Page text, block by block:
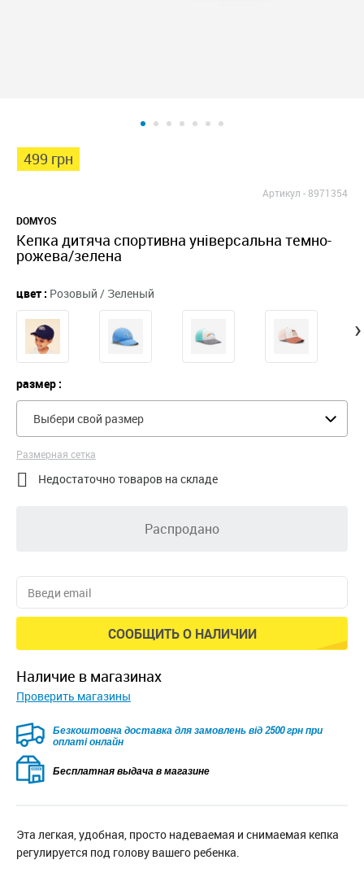
499 грн
Артикул -8971354
DOMYOS
Кепка дитяча спортивна універсальна темно-
рожева/зелена
цвет : Розовый / Зеленый
›
размер :
Выбери свой размер
Размерная сетка
 Недостаточно товаров на складе
Распродано
СООБЩИТЬ О НАЛИЧИИ
наличие в магазинах
Проверить магазины
Безкоштовна доставка для замовлень від 2500 грн при
оплаті онлайн
Бесплатная выдача в магазине
Эта легкая, удобная, просто надеваемая и снимаемая кепка
регулируется под голову вашего ребенка.